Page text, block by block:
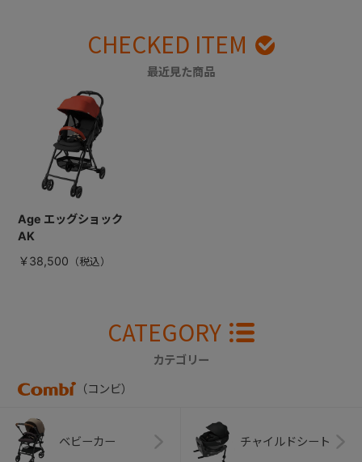
CHECKED ITEM
最近見た商品
Age エッグショック
AK
￥38,500
CATEGORY
カテゴリー
（コンビ）
ベビーカー チャイルドシート